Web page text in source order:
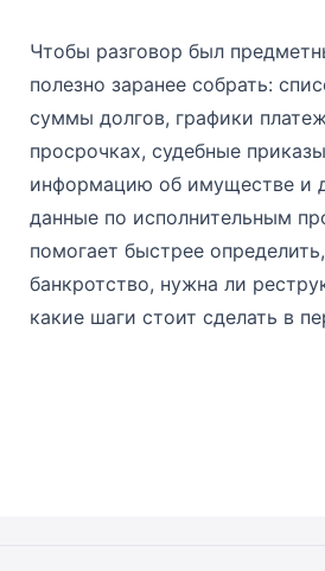
Чтобы разговор был
полезно заранее собрать:
суммы долгов, графики
просрочках, судебные
информацию об имуществе и
данные по исполнительным
помогает быстрее
банкротство, нужна ли
какие шаги стоит сделать в